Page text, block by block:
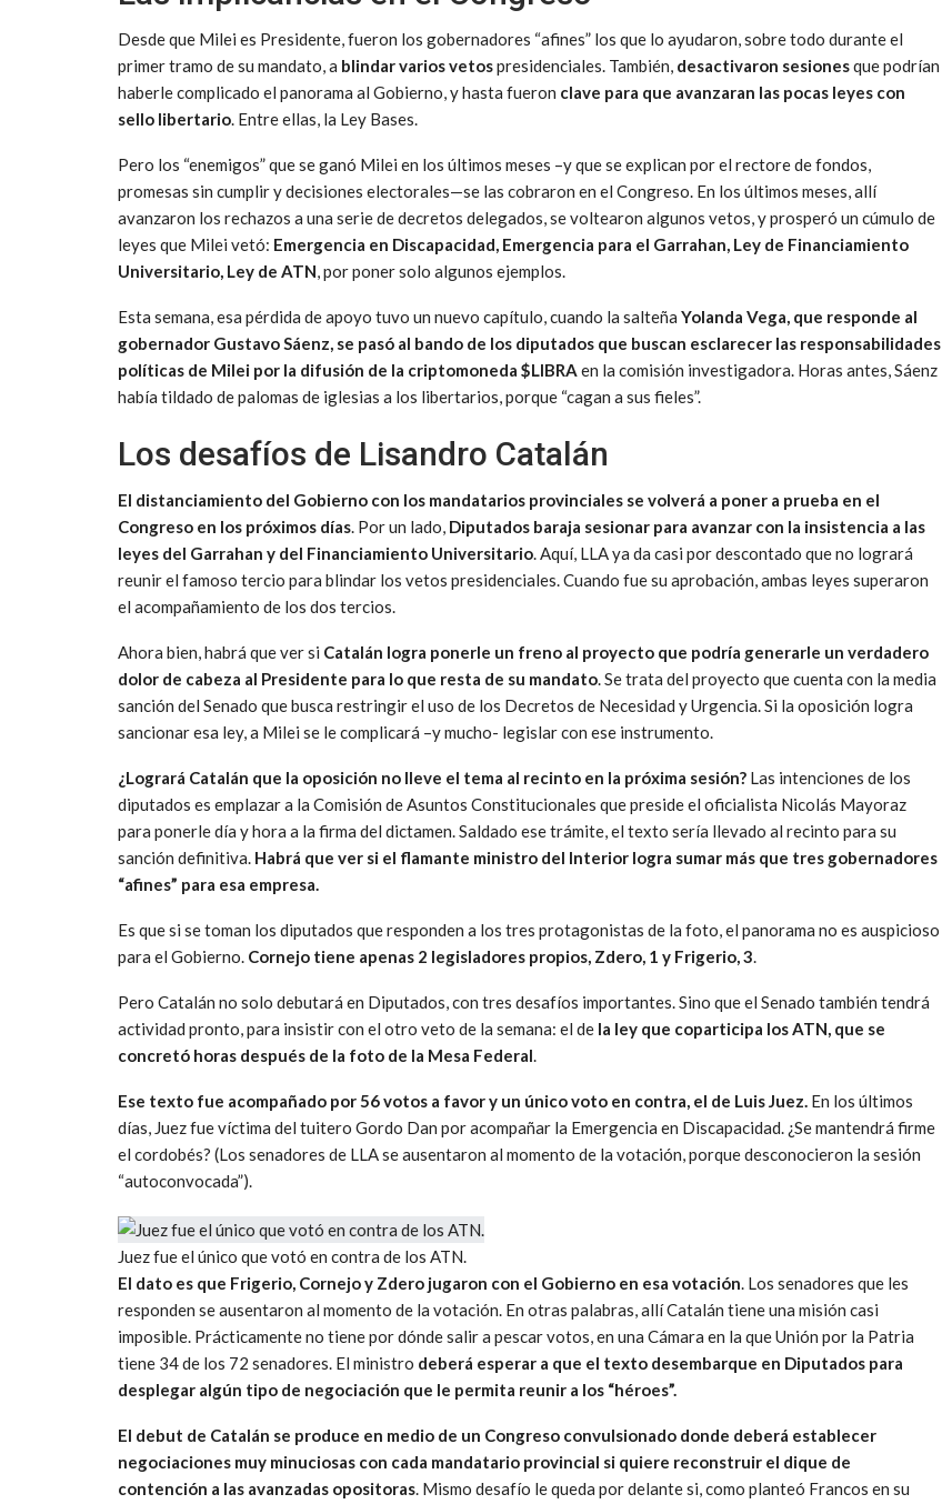
Desde que Milei es Presidente, fueron los gobernadores “afines” los que lo ayudaron, sobre todo durante el
primer tramo de su mandato, a blindar varios vetospresidenciales. También, desactivaron sesionesque podrían
haberle complicado el panorama al Gobierno, y hasta fueron clave para que avanzaran las pocas leyes con
sello libertario. Entre ellas, la Ley Bases.
Pero los “enemigos” que se ganó Milei en los últimos meses –y que se explican por el rectore de fondos,
promesas sin cumplir y decisiones electorales—se las cobraron en el Congreso. En los últimos meses, allí
avanzaron los rechazos a una serie de decretos delegados, se voltearon algunos vetos, y prosperó un cúmulo de
leyes que Milei vetó: Emergencia en Discapacidad, Emergencia para el Garrahan, Ley de Financiamiento
Universitario, Ley de ATN, por poner solo algunos ejemplos.
Esta semana, esa pérdida de apoyo tuvo un nuevo capítulo, cuando la salteña Yolanda Vega, que responde al
gobernador Gustavo Sáenz, se pasó al bando de los diputados que buscan esclarecer las responsabilidades
políticas de Milei por la difusión de la criptomoneda $LIBRA en la comisión investigadora. Horas antes, Sáenz
había tildado de palomas de iglesias a los libertarios, porque “cagan a sus fieles”.
Los desafíos de Lisandro Catalán
El distanciamiento del Gobierno con los mandatarios provinciales se volverá a poner a prueba en el
Congreso en los próximos días. Por un lado, Diputados baraja sesionar para avanzar con la insistencia a las
leyes del Garrahan y del Financiamiento Universitario. Aquí, LLA ya da casi por descontado que no logrará
reunir el famoso tercio para blindar los vetos presidenciales. Cuando fue su aprobación, ambas leyes superaron
el acompañamiento de los dos tercios.
Ahora bien, habrá que ver si Catalán logra ponerle un freno al proyecto que podría generarle un verdadero
dolor de cabeza al Presidente para lo que resta de su mandato. Se trata del proyecto que cuenta con la media
sanción del Senado que busca restringir el uso de los Decretos de Necesidad y Urgencia. Si la oposición logra
sancionar esa ley, a Milei se le complicará –y mucho- legislar con ese instrumento.
¿Logrará Catalán que la oposición no lleve el tema al recinto en la próxima sesión? Las intenciones de los
diputados es emplazar a la Comisión de Asuntos Constitucionales que preside el oficialista Nicolás Mayoraz
para ponerle día y hora a la firma del dictamen. Saldado ese trámite, el texto sería llevado al recinto para su
sanción definitiva. Habrá que ver si el flamante ministro del Interior logra sumar más que tres gobernadores
“afines” para esa empresa.
Es que si se toman los diputados que responden a los tres protagonistas de la foto, el panorama no es auspicioso
para el Gobierno. Cornejo tiene apenas 2 legisladores propios, Zdero, 1 y Frigerio, 3.
Pero Catalán no solo debutará en Diputados, con tres desafíos importantes. Sino que el Senado también tendrá
actividad pronto, para insistir con el otro veto de la semana: el de la ley que coparticipa los ATN, que se
concretó horas después de la foto de la Mesa Federal.
Ese texto fue acompañado por 56 votos a favor y un único voto en contra, el de Luis Juez. En los últimos
días, Juez fue víctima del tuitero Gordo Dan por acompañar la Emergencia en Discapacidad. ¿Se mantendrá firme
el cordobés? (Los senadores de LLA se ausentaron al momento de la votación, porque desconocieron la sesión
“autoconvocada”).
Juez fue el único que votó en contra de los ATN.
El dato es que Frigerio, Cornejo y Zdero jugaron con el Gobierno en esa votación. Los senadores que les
responden se ausentaron al momento de la votación. En otras palabras, allí Catalán tiene una misión casi
imposible. Prácticamente no tiene por dónde salir a pescar votos, en una Cámara en la que Unión por la Patria
tiene 34 de los 72 senadores. El ministro deberá esperar a que el texto desembarque en Diputados para
desplegar algún tipo de negociación que le permita reunir a los “héroes”.
El debut de Catalán se produce en medio de un Congreso convulsionado donde deberá establecer
negociaciones muy minuciosas con cada mandatario provincial si quiere reconstruir el dique de
contención a las avanzadas opositoras. Mismo desafío le queda por delante si, como planteó Francos en su